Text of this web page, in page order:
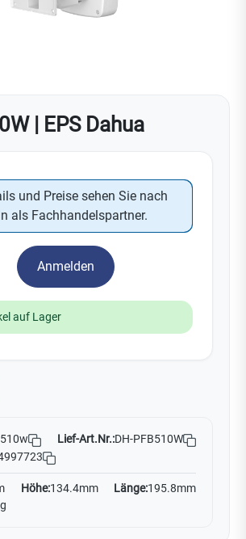
| EPS Dahua
und Preise sehen Sie nach
als Fachhandelspartner.
Anmelden
auf Lager
Lief-Art.Nr.:DH-PFB510W
Höhe:134.4mm Länge:195.8mm